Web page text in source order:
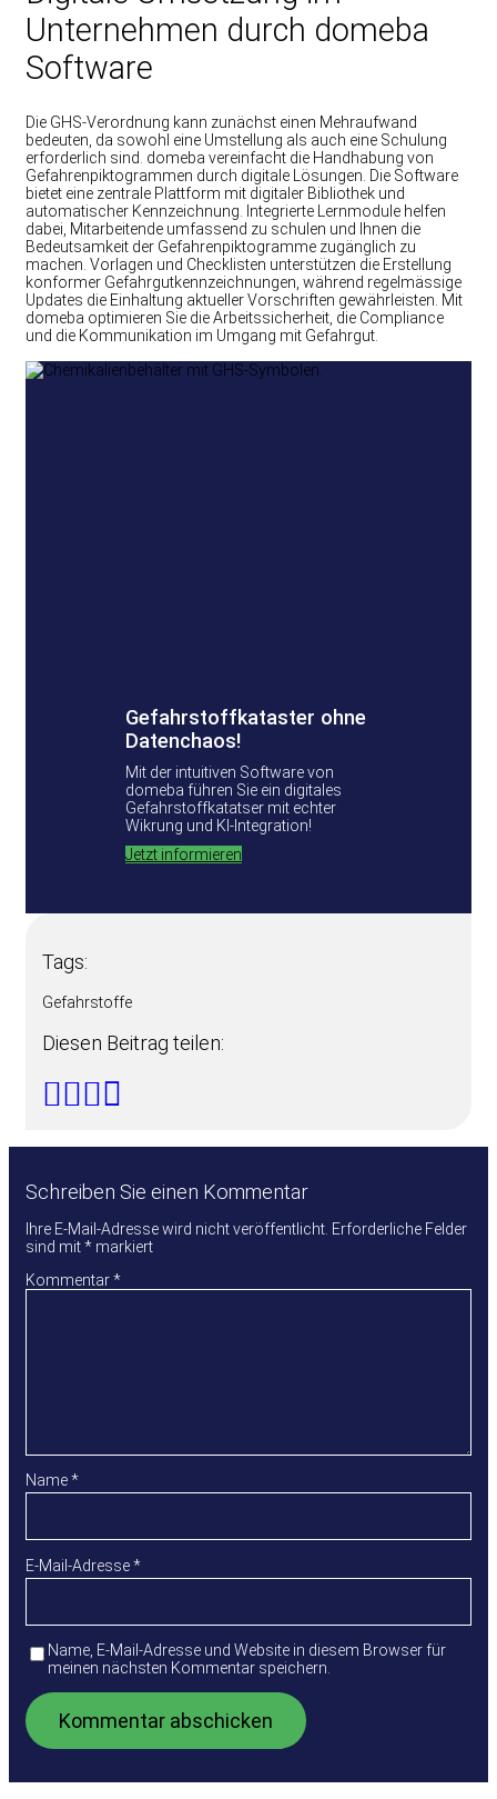
Unternehmen durch domeba
Software
Die GHS-Verordnung kann zunächst einen Mehraufwand
bedeuten, da sowohl eine Umstellung als auch eine Schulung
erforderlich sind. domeba vereinfacht die Handhabung von
Gefahrenpiktogrammen durch digitale Lösungen. Die Software
bietet eine zentrale Plattform mit digitaler Bibliothek und
automatischer Kennzeichnung. Integrierte Lernmodule helfen
dabei, Mitarbeitende umfassend zu schulen und Ihnen die
Bedeutsamkeit der Gefahrenpiktogramme zugänglich zu
machen. Vorlagen und Checklisten unterstützen die Erstellung
konformer Gefahrgutkennzeichnungen, während regelmässige
Updates die Einhaltung aktueller Vorschriften gewährleisten. Mit
domeba optimieren Sie die Arbeitssicherheit, die Compliance
und die Kommunikation im Umgang mit Gefahrgut.
Gefahrstoffkataster ohne
Datenchaos!
Mit der intuitiven Software von
domeba führen Sie ein digitales
Gefahrstoffkatatser mit echter
Wikrung und KI-Integration!
Jetzt informieren
Tags:
Gefahrstoffe
Diesen Beitrag teilen:
Schreiben Sie einen Kommentar
Ihre E-Mail-Adresse wird nicht veröffentlicht. Erforderliche Felder
sind mit* markiert
Kommentar*
Name*
E-Mail-Adresse*
Name, E-Mail-Adresse und Website in diesem Browser für
meinen nächsten Kommentar speichern.